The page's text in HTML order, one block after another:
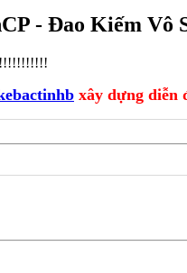
- Đao Kiếm Vô
xây dựng diễn